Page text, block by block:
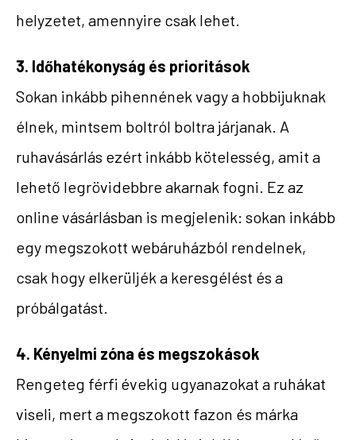
helyzetet, amennyire csak lehet.
3. Időhatékonyság és prioritások
Sokan inkább pihennének vagy a hobbijuknak
élnek, mintsem boltról boltra járjanak. A
ruhavásárlás ezért inkább kötelesség, amit a
lehető legrövidebbre akarnak fogni. Ez az
online vásárlásban is megjelenik: sokan inkább
egy megszokott webáruházból rendelnek,
csak hogy elkerüljék a keresgélést és a
próbálgatást.
4. Kényelmi zóna és megszokások
Rengeteg férfi évekig ugyanazokat a ruhákat
viseli, mert a megszokott fazon és márka